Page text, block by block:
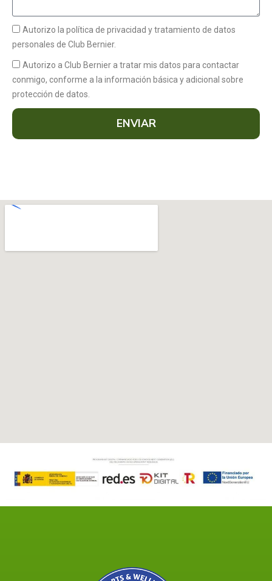
Autorizo la política de privacidad y tratamiento de datos
personales de Club Bernier.
Autorizo a Club Bernier a tratar mis datos para contactar
conmigo, conforme a la información básica y adicional sobre
protección de datos.
ENVIAR